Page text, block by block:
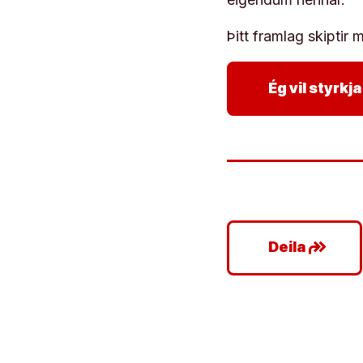
Þitt framlag skiptir
Ég vil
Deilagoogle_plus_reshare